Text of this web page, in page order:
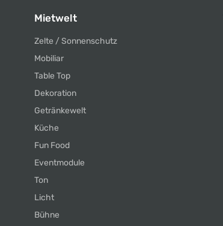
Mietwelt
Zelte / Sonnenschutz
Mobiliar
Table Top
Dekoration
Getränkewelt
Küche
Fun Food
Eventmodule
Ton
Licht
Bühne